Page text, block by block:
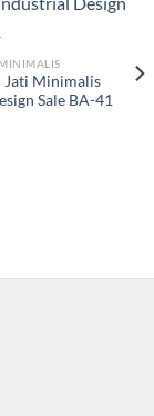
Jati Minimalis
Sale BA-41